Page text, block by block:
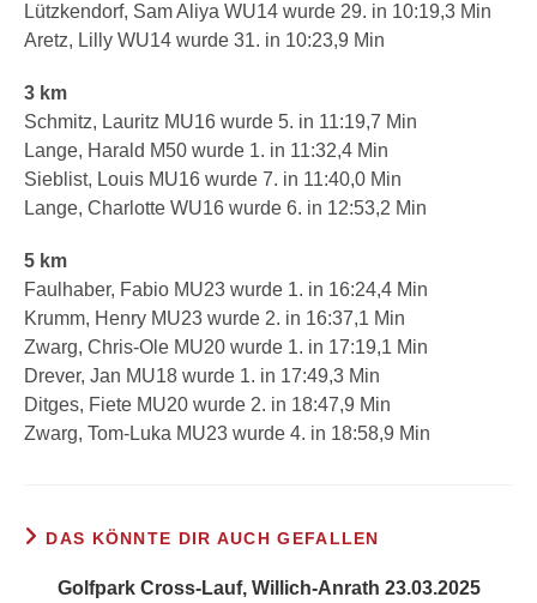
Lützkendorf, Sam Aliya WU14 wurde 29. in 10:19,3 Min
Aretz, Lilly WU14 wurde 31. in 10:23,9 Min
3 km
Schmitz, Lauritz MU16 wurde 5. in 11:19,7 Min
Lange, Harald M50 wurde 1. in 11:32,4 Min
Sieblist, Louis MU16 wurde 7. in 11:40,0 Min
Lange, Charlotte WU16 wurde 6. in 12:53,2 Min
5 km
Faulhaber, Fabio MU23 wurde 1. in 16:24,4 Min
Krumm, Henry MU23 wurde 2. in 16:37,1 Min
Zwarg, Chris-Ole MU20 wurde 1. in 17:19,1 Min
Drever, Jan MU18 wurde 1. in 17:49,3 Min
Ditges, Fiete MU20 wurde 2. in 18:47,9 Min
Zwarg, Tom-Luka MU23 wurde 4. in 18:58,9 Min
DAS KÖNNTE DIR AUCH GEFALLEN
Golfpark Cross-Lauf, Willich-Anrath 23.03.2025